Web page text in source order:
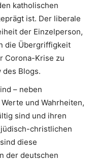
katholischen
ist. Der liberale
der Einzelperson,
die Übergriffigkeit
Corona-Krise zu
des Blogs.
– neben
und Wahrheiten,
sind und ihren
christlichen
diese
der deutschen